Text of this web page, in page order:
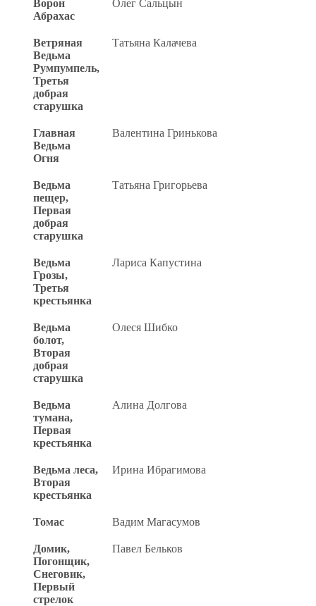
Ворон
Абрахас
Олег Сальцын
Ветряная
Ведьма
Румпумпель,
Третья
добрая
старушка
Татьяна Калачева
Главная
Ведьма
Огня
Валентина Гринькова
Ведьма
пещер,
Первая
добрая
старушка
Татьяна Григорьева
Ведьма
Грозы,
Третья
крестьянка
Лариса Капустина
Ведьма
болот,
Вторая
добрая
старушка
Олеся Шибко
Ведьма
тумана,
Первая
крестьянка
Алина Долгова
Ведьма леса,
Вторая
крестьянка
Ирина Ибрагимова
Томас Вадим Магасумов
Домик,
Погонщик,
Снеговик,
Первый
стрелок
Павел Бельков